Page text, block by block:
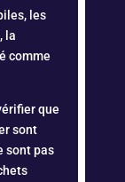
les
la
comme
que
sont
sont pas